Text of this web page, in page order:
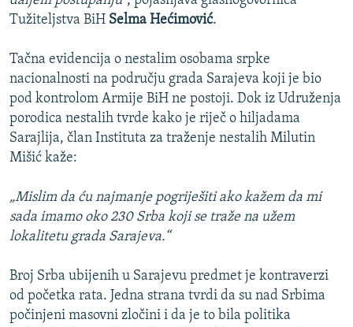
Tužiteljstva BiH Selma Hećimović.
Tačna evidencija o nestalim osobama srpke
nacionalnosti na području grada Sarajeva koji je bio
pod kontrolom Armije BiH ne postoji. Dok iz Udruženja
porodica nestalih tvrde kako je riječ o hiljadama
Sarajlija, član Instituta za traženje nestalih Milutin
Mišić kaže:
„Mislim da ću najmanje pogriješiti ako kažem da mi
sada imamo oko 230 Srba koji se traže na užem
lokalitetu grada Sarajeva.“
Broj Srba ubijenih u Sarajevu predmet je kontraverzi
od početka rata. Jedna strana tvrdi da su nad Srbima
počinjeni masovni zločini i da je to bila politika